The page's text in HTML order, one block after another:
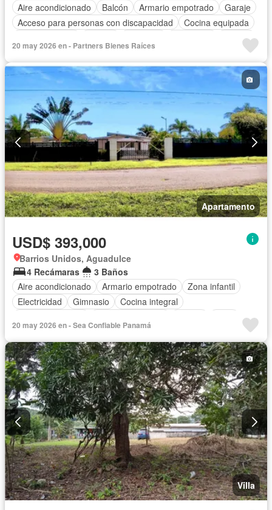
Aire acondicionado
Balcón Armario empotrado
Garaje
Acceso para personas con discapacidad
Cocina equipada
Piscina
20 may 2026 en - Partners Bienes Raíces
Apartamento
USD$ 393,000
Barrios Unidos, Aguadulce
4 Recámaras
3 Baños
Aire acondicionado
Armario empotrado
Zona infantil
Electricidad
Gimnasio
Cocina integral
20 may 2026 en - Sea Confiable Panamá
Villa